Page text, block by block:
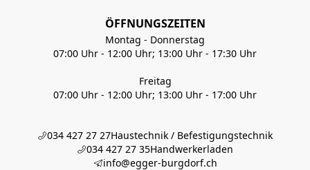
ÖFFNUNGSZEITEN
Montag - Donnerstag
07:00 Uhr - 12:00 Uhr; 13:00 Uhr - 17:30 Uhr
Freitag
07:00 Uhr - 12:00 Uhr; 13:00 Uhr - 17:00 Uhr
034 427 27 27Haustechnik / Befestigungstechnik
034 427 27 35Handwerkerladen
info@egger-burgdorf.ch